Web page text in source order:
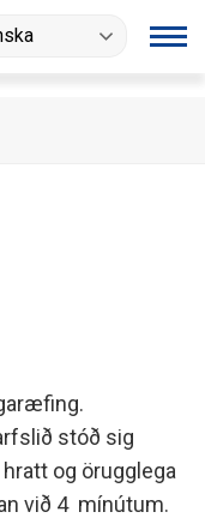
stóð sig
og örugglega
við 4 mínútum.